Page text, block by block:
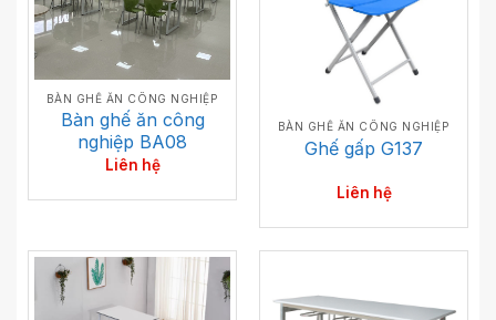
BÀN GHẾ ĂN CÔNG NGHIỆP
Bàn ghế ăn công
nghiệp BA08
Liên hệ
BÀN GHẾ ĂN CÔNG NGHIỆP
Ghế gấp G137
Liên hệ